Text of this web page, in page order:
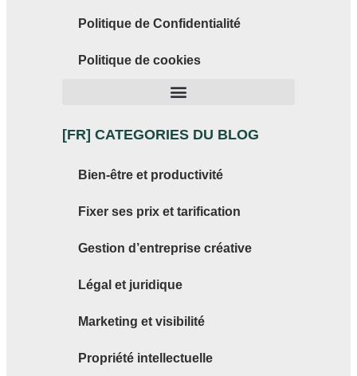
Politique de Confidentialité
Politique de cookies
[FR] CATEGORIES DU BLOG
Bien-être et productivité
Fixer ses prix et tarification
Gestion d’entreprise créative
Légal et juridique
Marketing et visibilité
Propriété intellectuelle